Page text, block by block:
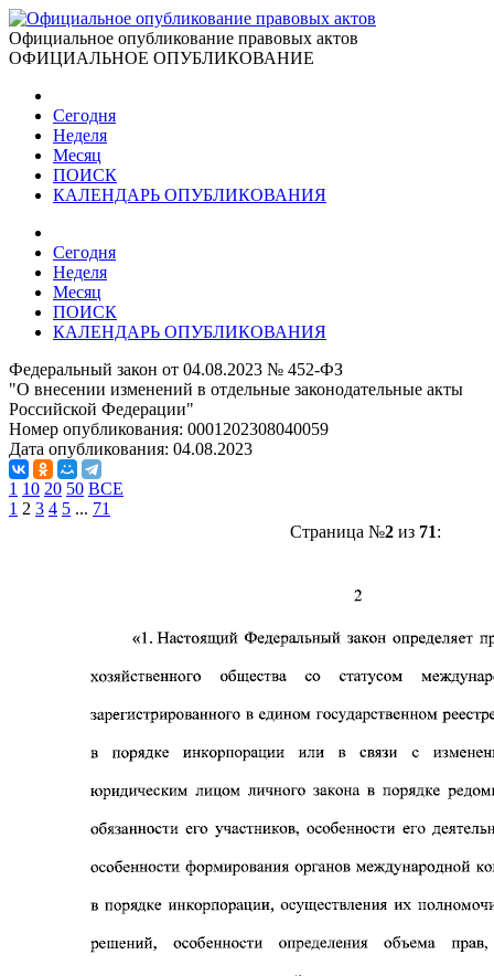
Официальное опубликование правовых актов
ОФИЦИАЛЬНОЕ ОПУБЛИКОВАНИЕ
Сегодня
Неделя
Месяц
ПОИСК
КАЛЕНДАРЬ ОПУБЛИКОВАНИЯ
Сегодня
Неделя
Месяц
ПОИСК
КАЛЕНДАРЬ ОПУБЛИКОВАНИЯ
Федеральный закон от 04.08.2023 № 452-ФЗ
"О внесении изменений в отдельные законодательные акты
Российской Федерации"
Номер опубликования: 0001202308040059
Дата опубликования: 04.08.2023
1 10 20 50 ВСЕ
1 2 3 4 5 ... 71
Страница №2из 71: